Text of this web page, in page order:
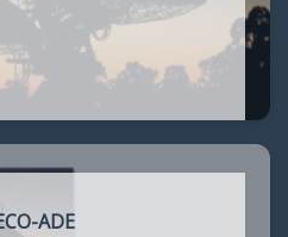
ADE